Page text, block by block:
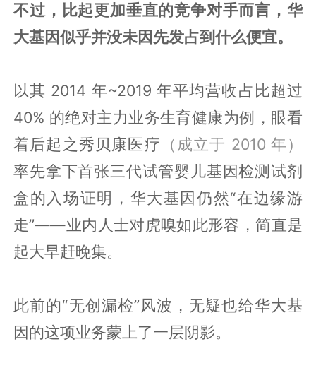
不过，比起更加垂直的竞争对手而言，华
大基因似乎并没未因先发占到什么便宜。
以其 2014 年~2019 年平均营收占比超过
40% 的绝对主力业务生育健康为例，眼看
着后起之秀贝康医疗 （成立于 2010 年）
率先拿下首张三代试管婴儿基因检测试剂
盒的入场证明，华大基因仍然“在边缘游
走”——业内人士对虎嗅如此形容，简直是
起大早赶晚集。
此前的“无创漏检”风波，无疑也给华大基
因的这项业务蒙上了一层阴影。